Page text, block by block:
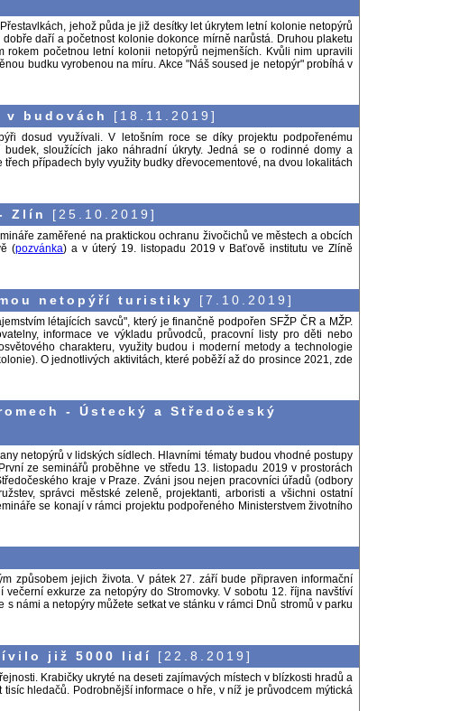
jehož půda je již desítky let úkrytem letní kolonie netopýrů
daří a početnost kolonie dokonce mírně narůstá. Druhou plaketu
početnou letní kolonii netopýrů nejmenších. Kvůli nim upravili
budku vyrobenou na míru. Akce "Náš soused je netopýr" probíhá v
budovách [18.11.2019]
dosud využívali. V letošním roce se díky projektu podpořenému
sloužících jako náhradní úkryty. Jedná se o rodinné domy a
případech byly využity budky dřevocementové, na dvou lokalitách
Zlín [25.10.2019]
zaměřené na praktickou ochranu živočichů ve městech a obcích
(pozvánka) a v úterý 19. listopadu 2019 v Baťově institutu ve Zlíně
netopýří turistiky [7.10.2019]
létajících savců", který je finančně podpořen SFŽP ČR a MŽP.
informace ve výkladu průvodců, pracovní listy pro děti nebo
charakteru, využity budou i moderní metody a technologie
O jednotlivých aktivitách, které poběží až do prosince 2021, zde
- Ústecký a Středočeský
netopýrů v lidských sídlech. Hlavními tématy budou vhodné postupy
ze seminářů proběhne ve středu 13. listopadu 2019 v prostorách
kraje v Praze. Zváni jsou nejen pracovníci úřadů (odbory
správci městské zeleně, projektanti, arboristi a všichni ostatní
se konají v rámci projektu podpořeného Ministerstvem životního
způsobem jejich života. V pátek 27. září bude připraven informační
exkurze za netopýry do Stromovky. V sobotu 12. října navštíví
námi a netopýry můžete setkat ve stánku v rámci Dnů stromů v parku
již 5000 lidí [22.8.2019]
Krabičky ukryté na deseti zajímavých místech v blízkosti hradů a
hledačů. Podrobnější informace o hře, v níž je průvodcem mýtická